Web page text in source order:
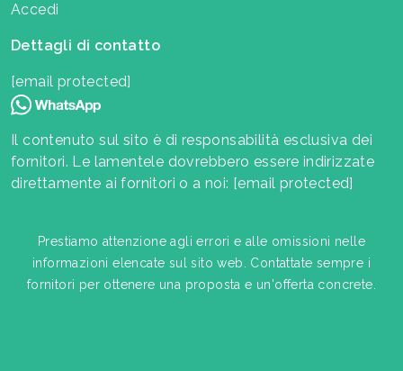
Accedi
Dettagli di contatto
[email protected]
Il contenuto sul sito è di responsabilità esclusiva dei
fornitori. Le lamentele dovrebbero essere indirizzate
direttamente ai fornitori o a noi: [email protected]
Prestiamo attenzione agli errori e alle omissioni nelle
informazioni elencate sul sito web. Contattate sempre i
fornitori per ottenere una proposta e un'offerta concrete.